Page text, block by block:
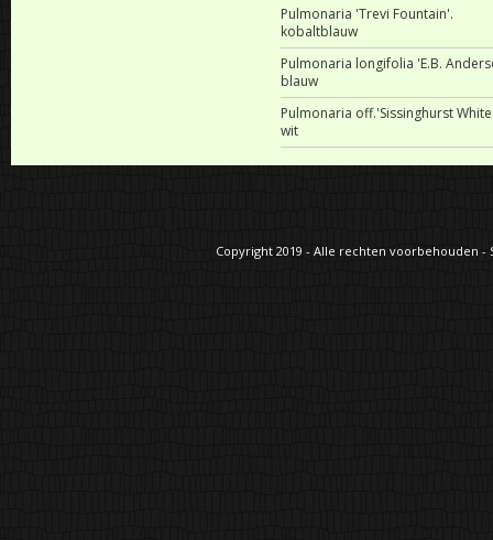
Pulmonaria 'Trevi Fountain'.
kobaltblauw
Pulmonaria longifolia 'E.B.
blauw
Pulmonaria off.'Sissinghurst
wit
Copyright 2019 - Alle rechten voorbehouden -